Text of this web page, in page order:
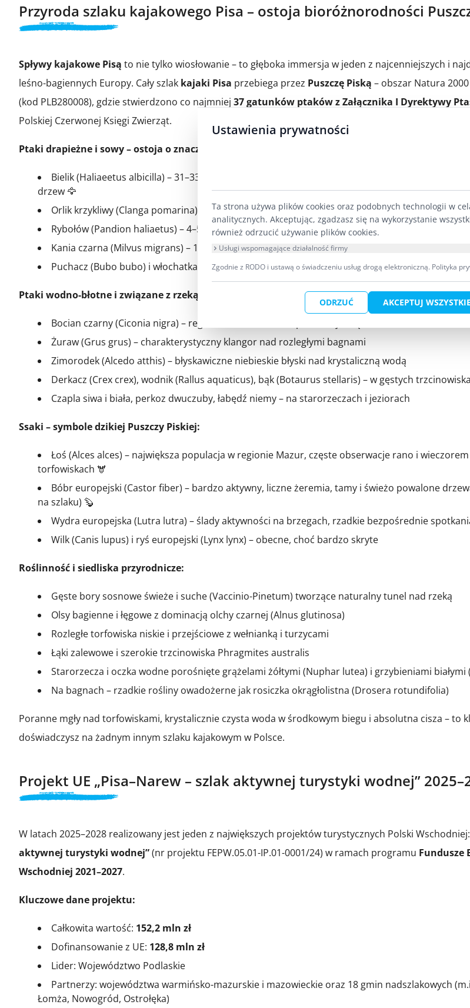
Przyroda szlaku kajakowego Pisa – ostoja bioróżnorodności
Spływy kajakowe Pisą to nie tylko wiosłowanie – to głęboka immersja w jeden z najcenniejszych i
leśno-bagiennych Europy. Cały szlak kajaki Pisa przebiega przez Puszczę Piską – obszar Natura
(kod PLB280008), gdzie stwierdzono co najmniej 37 gatunków ptaków z Załącznika I Dyrektywy
Polskiej Czerwonej Księgi Zwierząt.
Ptaki drapieżne i sowy – ostoja o znaczeniu międzynarodowym:
Bielik (Haliaeetus albicilla) – 31–33 pary lęgowe (ok. 4% populacji krajowej) – majestatyczne
drzew 🦅
Orlik krzykliwy (Clanga pomarina) – 80–90 par lęgowych (ponad 4% populacji Polski)
Rybołów (Pandion haliaetus) – 4–5 par (ponad 10% populacji krajowej)
Kania czarna (Milvus migrans) – 12–14 par
Puchacz (Bubo bubo) i włochatka (Aegolius funereus) – nocne łowy w gęstych borach
Ptaki wodno-błotne i związane z rzeką oraz bagnami:
Bocian czarny (Ciconia nigra) – regularne żerowanie na podmokłych łąkach
Żuraw (Grus grus) – charakterystyczny klangor nad rozległymi bagnami
Zimorodek (Alcedo atthis) – błyskawiczne niebieskie błyski nad krystaliczną wodą
Derkacz (Crex crex), wodnik (Rallus aquaticus), bąk (Botaurus stellaris) – w gęstych
Czapla siwa i biała, perkoz dwuczuby, łabędź niemy – na starorzeczach i jeziorach
Ssaki – symbole dzikiej Puszczy Piskiej:
Łoś (Alces alces) – największa populacja w regionie Mazur, częste obserwacje rano i
torfowiskach 🫎
Bóbr europejski (Castor fiber) – bardzo aktywny, liczne żeremia, tamy i świeżo powalone
na szlaku) 🦫
Wydra europejska (Lutra lutra) – ślady aktywności na brzegach, rzadkie bezpośrednie
Wilk (Canis lupus) i ryś europejski (Lynx lynx) – obecne, choć bardzo skryte
Roślinność i siedliska przyrodnicze:
Gęste bory sosnowe świeże i suche (Vaccinio-Pinetum) tworzące naturalny tunel nad rzeką
Olsy bagienne i łęgowe z dominacją olchy czarnej (Alnus glutinosa)
Rozległe torfowiska niskie i przejściowe z wełnianką i turzycami
Łąki zalewowe i szerokie trzcinowiska Phragmites australis
Starorzecza i oczka wodne porośnięte grążelami żółtymi (Nuphar lutea) i grzybieniami białymi
Na bagnach – rzadkie rośliny owadożerne jak rosiczka okrągłolistna (Drosera rotundifolia)
Poranne mgły nad torfowiskami, krystalicznie czysta woda w środkowym biegu i absolutna cisza – to
doświadczysz na żadnym innym szlaku kajakowym w Polsce.
Projekt UE „Pisa–Narew – szlak aktywnej turystyki wodnej”
W latach 2025–2028 realizowany jest jeden z największych projektów turystycznych Polski Wschodniej:
aktywnej turystyki wodnej”(nr projektu FEPW.05.01-IP.01-0001/24) w ramach programu Fundusze
Wschodniej 2021–2027.
Kluczowe dane projektu:
Całkowita wartość: 152,2 mln zł
Dofinansowanie z UE: 128,8 mln zł
Lider: Województwo Podlaskie
Partnerzy: województwa warmińsko-mazurskie i mazowieckie oraz 18 gmin nadszlakowych
Łomża, Nowogród, Ostrołęka)
Ustawienia prywatności
Ta strona używa plików cookies oraz podobnych technologii w
analitycznych. Akceptując, zgadzasz się na wykorzystanie
również odrzucić używanie plików cookies.
Usługi wspomagające działalność firmy
Zgodnie z RODO i ustawą o świadczeniu usług drogą elektroniczną. Polityka
ODRZUĆ AKCEPTUJ WSZYSTKIE